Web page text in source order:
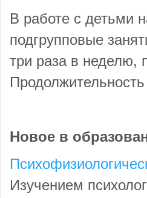
В работе с детьми
подгрупповые
три раза в неделю,
Новое в
Изучением